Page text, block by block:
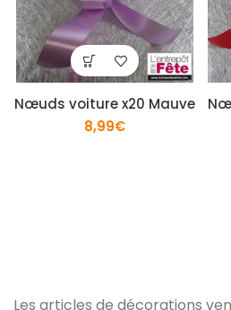
Nœuds voiture x20 Mauve
8,99€
Les articles de décorations